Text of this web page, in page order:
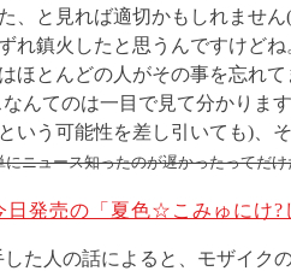
、と見れば適切かもしれませ
れ鎮火したと思うんですけど
ほとんどの人がその事を忘れ
んてのは一目で見て分かりま
いう可能性を差し引いても)、
にニュース知ったのが遅かったってだ
日発売の「夏色☆こみゅにけ?
た人の話によると、モザイク